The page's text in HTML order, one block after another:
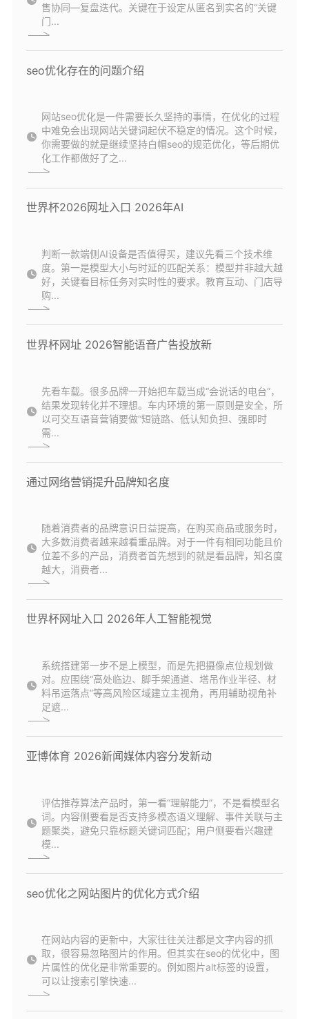
售协同—复盘迭代。关键在于设定从匿名到实名的“关键
门...
seo优化存在的问题介绍
网站seo优化是一件需要长久坚持的事情，在优化的过程
中难免会出现网站关键词起伏不稳定的情况。这个时候，
你需要做的就是继续坚持白帽seo的规范优化，等后期优
化工作都做好了之...
世界杯2026网址入口 2026年AI
判断一款端侧AI设备是否值得买，建议先看三个技术维
度。第一是模型大小与时延的匹配关系：模型并非越大越
好，关键看目标任务对实时性的要求。教育互动、门店导
购...
世界杯网址 2026智能语音广告投放新
先看车载。很多品牌一开始把车载当成“会说话的电台”，
结果发现转化并不理想。车内环境的第一原则是安全，所
以可交互语音营销要做“短链路、低认知负担、强即时
需...
通过网络营销提升品牌知名度
随着消费者的品牌意识日益提高，在购买商品或服务时，
大多数消费者越来越看重品牌。对于一件有相同功能且价
位差不多的产品，消费者首先想到的就是看品牌，知名度
越大，消费者...
世界杯网址入口 2026年人工智能视觉
系统搭建第一步不是上模型，而是先把摄像点位规划做
对。应围绕“高处临边、脚手架通道、塔吊作业半径、材
料吊运落点”等高风险区域建立主视角，再用辅助视角补
足遮...
亚博体育 2026新闻媒体内容分发新动
评估推荐算法产品时，第一看“理解能力”，不是看模型名
词。内容侧要看是否支持多模态语义理解、事件关联与主
题聚类，避免只靠标题关键词匹配；用户侧要看兴趣建
模...
seo优化之网站图片的优化方式介绍
在网站内容的更新中，大家往往关注都是文字内容的抓
取，很容易忽略图片的作用。但其实在seo的优化中，图
片属性的优化是非常重要的。例如图片alt标签的设置，
可以让搜索引擎快速...